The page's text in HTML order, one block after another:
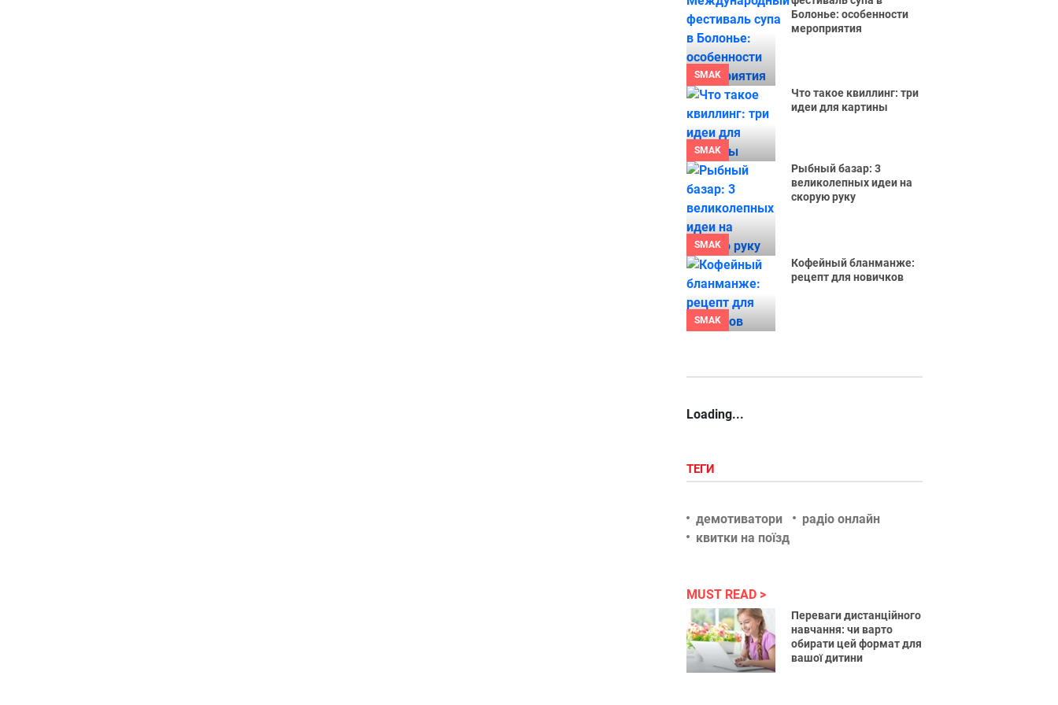
SMAK
Болонье: особенности
мероприятия
SMAK
Что такое квиллинг: три
идеи для картины
SMAK
Рыбный базар: 3
великолепных идеи на
скорую руку
SMAK
Кофейный бланманже:
рецепт для новичков
Loading...
ТЕГИ
демотиватори
радіо онлайн
квитки на поїзд
MUST READ
Переваги дистанційного
навчання: чи варто
обирати цей формат для
вашої дитини